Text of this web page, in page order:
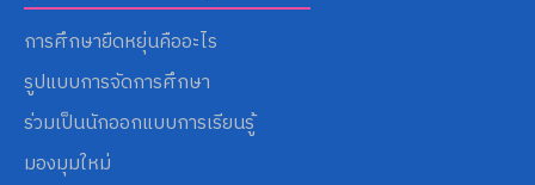
การศึกษายืดหยุ่นคืออะไร
รูปแบบการจัดการศึกษา
ร่วมเป็นนักออกแบบการเรียนรู้
มองมุมใหม่